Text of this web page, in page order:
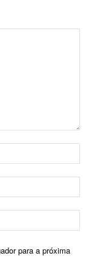
para a próxima